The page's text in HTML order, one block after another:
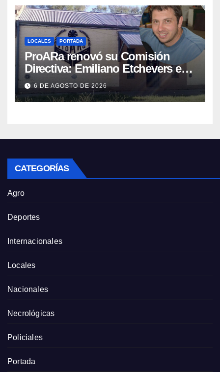
LOCALES PORTADA
ProARa renovó su Comisión
Directiva: Emiliano Etchevers es
el nuevo Presidente de la entidad
6 DE AGOSTO DE 2026
CATEGORÍAS
Agro
Deportes
Internacionales
Locales
Nacionales
Necrológicas
Policiales
Portada